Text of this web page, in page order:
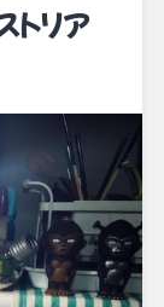
トリア